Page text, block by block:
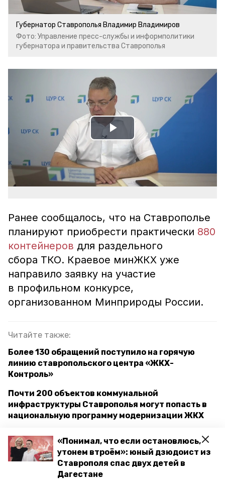
«Понимал, что если остановлюсь,
утонем втроём»: юный дзюдоист из
Ставрополя спас двух детей в
Дагестане
Губернатор Ставрополья Владимир Владимиров
Фото: Управление пресс-службы и информполитики
губернатора и правительства Ставрополья
Play
Video
Ранее сообщалось, что на Ставрополье
планируют приобрести практически 880
контейнеров для раздельного
сбора ТКО. Краевое минЖКХ уже
направило заявку на участие
в профильном конкурсе,
организованном Минприроды России.
Читайте также:
Более 130 обращений поступило на горячую
линию ставропольского центра «ЖКХ-
Контроль»
Почти 200 объектов коммунальной
инфраструктуры Ставрополья могут попасть в
национальную программу модернизации ЖКХ
Комплексная программа модернизации ЖКХ
пройдёт на Ставрополье по поручению
президента
Прямая линия губернатора Ставрополья